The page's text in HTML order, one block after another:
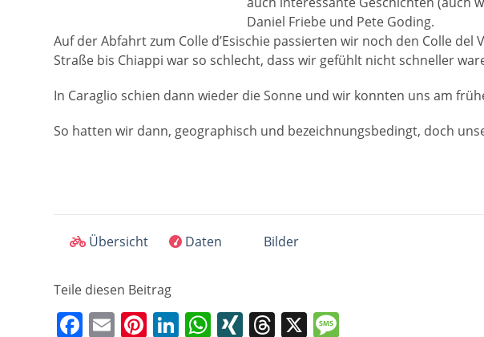
Daniel Friebe und Pete Goding.
Auf der Abfahrt zum Colle d’Esischie passierten wir noch den Colle
Straße bis Chiappi war so schlecht, dass wir gefühlt nicht schneller
In Caraglio schien dann wieder die Sonne und wir konnten uns am
So hatten wir dann, geographisch und bezeichnungsbedingt, doch
Übersicht Daten Bilder
Teile diesen Beitrag
F E Pi Li W XI T X